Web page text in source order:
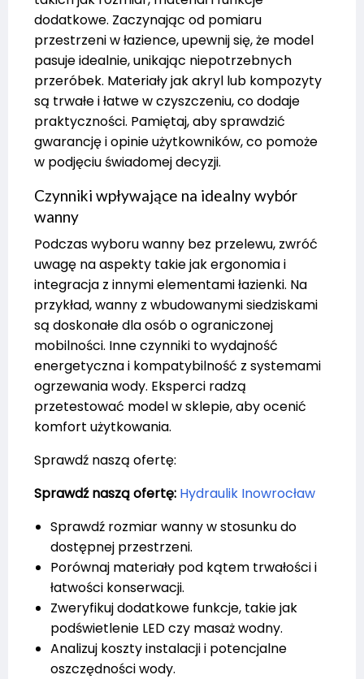
dodatkowe. Zaczynając od pomiaru
przestrzeni w łazience, upewnij się, że model
pasuje idealnie, unikając niepotrzebnych
przeróbek. Materiały jak akryl lub kompozyty
są trwałe i łatwe w czyszczeniu, co dodaje
praktyczności. Pamiętaj, aby sprawdzić
gwarancję i opinie użytkowników, co pomoże
w podjęciu świadomej decyzji.
Czynniki wpływające na idealny wybór
wanny
Podczas wyboru wanny bez przelewu, zwróć
uwagę na aspekty takie jak ergonomia i
integracja z innymi elementami łazienki. Na
przykład, wanny z wbudowanymi siedziskami
są doskonałe dla osób o ograniczonej
mobilności. Inne czynniki to wydajność
energetyczna i kompatybilność z systemami
ogrzewania wody. Eksperci radzą
przetestować model w sklepie, aby ocenić
komfort użytkowania.
Sprawdź naszą ofertę:
Sprawdź naszą ofertę: Hydraulik Inowrocław
Sprawdź rozmiar wanny w stosunku do
dostępnej przestrzeni.
Porównaj materiały pod kątem trwałości i
łatwości konserwacji.
Zweryfikuj dodatkowe funkcje, takie jak
podświetlenie LED czy masaż wodny.
Analizuj koszty instalacji i potencjalne
oszczędności wody.